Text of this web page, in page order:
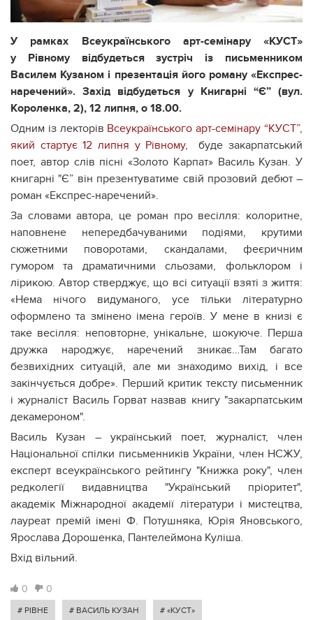
У рамках Всеукраїнського арт-семінару «КУСТ»
у Рівному відбудеться зустріч із письменником
Василем Кузаном і презентація його роману «Експрес-
наречений». Захід відбудеться у Книгарні “Є” (вул.
Короленка, 2), 12 липня, о 18.00.
Одним із лекторів Всеукраїнського арт-семінару “КУСТ”,
який стартує 12 липня у Рівному, буде закарпатський
поет, автор слів пісні «Золото Карпат» Василь Кузан. У
книгарні "Є” він презентуватиме свій прозовий дебют –
роман «Експрес-наречений».
За словами автора, це роман про весілля: колоритне,
наповнене непередбачуваними подіями, крутими
сюжетними поворотами, скандалами, феєричним
гумором та драматичними сльозами, фольклором і
лірикою. Автор стверджує, що всі ситуації взяті з життя:
«Нема нічого видуманого, усе тільки літературно
оформлено та змінено імена героїв. У мене в книзі є
таке весілля: неповторне, унікальне, шокуюче. Перша
дружка народжує, наречений зникає…Там багато
безвихідних ситуацій, але ми знаходимо вихід, і все
закінчується добре». Перший критик тексту письменник
і журналіст Василь Горват назвав книгу "закарпатським
декамероном".
Василь Кузан – український поет, журналіст, член
Національної спілки письменників України, член НСЖУ,
експерт всеукраїнського рейтингу "Книжка року", член
редколегії видавництва "Український пріоритет",
академік Міжнародної академії літератури і мистецтва,
лауреат премій імені Ф. Потушняка, Юрія Яновського,
Ярослава Дорошенка, Пантелеймона Куліша.
Вхід вільний.
0 0
# РІВНЕ # ВАСИЛЬ КУЗАН # «КУСТ»